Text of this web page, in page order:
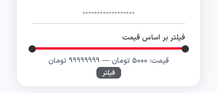
------------------
فیلتر بر اساس قیمت
فیلتر
قیمت: 5000 تومان — 99999999 تومان